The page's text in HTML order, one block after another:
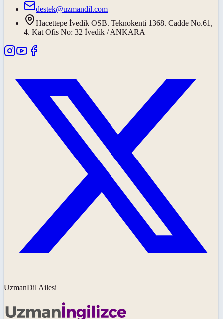
destek@uzmandil.com
Hacettepe İvedik OSB. Teknokenti 1368. Cadde No.61,
4. Kat Ofis No: 32 İvedik / ANKARA
UzmanDil Ailesi